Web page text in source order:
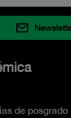
de posgrado